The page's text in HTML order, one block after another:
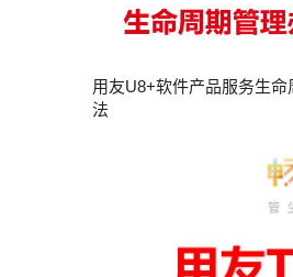
用友U8+软件产品服务生命
法